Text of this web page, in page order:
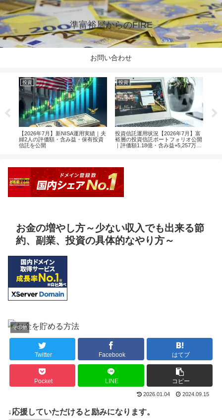
準富裕層からのFIRE
お問い合わせ
投資
【2026年7月】新NISA運用実績｜夫
婦2人の評価額・含み益・保有投資
信託を公開
投資
投資信託運用状況【2026年7月】富
裕層の投資信託ポートフォリオ公開
｜評価額1.18億・含み益+5,257万円
お金の増やし方～少ない収入でも出来る節
約、副業、投資の具体的なやり方～
その他
Twitter Facebook はてブ
Pocket LINE コピー
2026.01.04 2024.09.15
↓応援していただけると励みになります。